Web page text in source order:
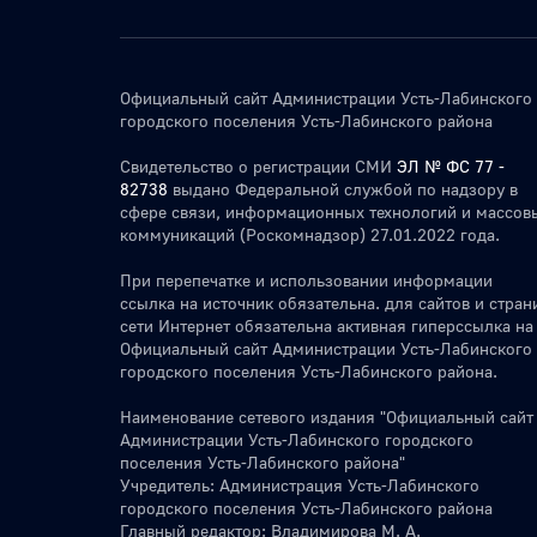
Официальный сайт Администрации Усть-Лабинского
городского поселения Усть-Лабинского района
Свидетельство о регистрации СМИ ЭЛ № ФС 77 -
82738 выдано Федеральной службой по надзору в
сфере связи, информационных технологий и
коммуникаций (Роскомнадзор) 27.01.2022 года.
При перепечатке и использовании информации
ссылка на источник обязательна. для сайтов и
сети Интернет обязательна активная гиперссылка на
Официальный сайт Администрации Усть-Лабинского
городского поселения Усть-Лабинского района.
Наименование сетевого издания "Официальный сайт
Администрации Усть-Лабинского городского
поселения Усть-Лабинского района"
Учредитель: Администрация Усть-Лабинского
городского поселения Усть-Лабинского района
Главный редактор: Владимирова М. А.